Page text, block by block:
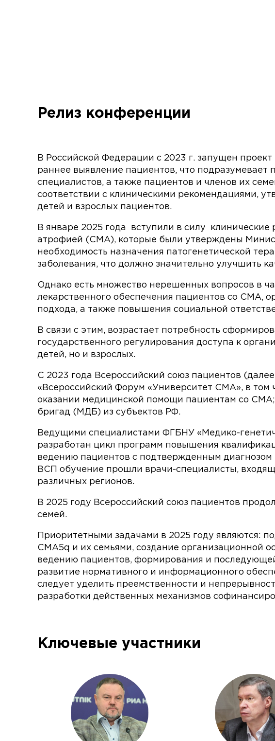
Релиз конференции
В Российской Федерации с 2023 г. запущен
раннее выявление пациентов, что
специалистов, а также пациентов и членов их
соответствии с клиническими рекомендациями,
детей и взрослых пациентов.
В январе 2025 года вступили в силу
атрофией (СМА), которые были утверждены
необходимость назначения патогенетической
заболевания, что должно значительно улучшить
Однако есть множество нерешенных вопросов в
лекарственного обеспечения пациентов со СМА,
подхода, а также повышения социальной
В связи с этим, возрастает потребность
государственного регулирования доступа к
детей, но и взрослых.
С 2023 года Всероссийский союз пациентов
«Всероссийский Форум «Университет СМА», в том
оказании медицинской помощи пациентам со
бригад (МДБ) из субъектов РФ.
Ведущими специалистами ФГБНУ «Медико-
разработан цикл программ повышения
ведению пациентов с подтвержденным
ВСП обучение прошли врачи-специалисты,
различных регионов.
В 2025 году Всероссийский союз пациентов
семей.
Приоритетными задачами в 2025 году являются:
СМА5q и их семьями, создание организационной
ведению пациентов, формирования и
развитие нормативного и информационного
следует уделить преемственности и
разработки действенных механизмов
Ключевые участники